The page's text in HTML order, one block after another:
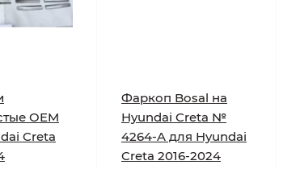
OEM
Creta
Фаркоп Bosal на
Hyundai Creta №
4264-A для Hyundai
Creta 2016-2024